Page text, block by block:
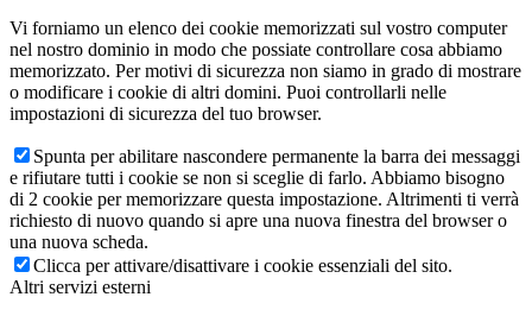
Vi forniamo un elenco dei cookie memorizzati sul vostro computer
nel nostro dominio in modo che possiate controllare cosa abbiamo
memorizzato. Per motivi di sicurezza non siamo in grado di mostrare
o modificare i cookie di altri domini. Puoi controllarli nelle
impostazioni di sicurezza del tuo browser.
Spunta per abilitare nascondere permanente la barra dei messaggi
e rifiutare tutti i cookie se non si sceglie di farlo. Abbiamo bisogno
di 2 cookie per memorizzare questa impostazione. Altrimenti ti verrà
richiesto di nuovo quando si apre una nuova finestra del browser o
una nuova scheda.
Clicca per attivare/disattivare i cookie essenziali del sito.
Altri servizi esterni